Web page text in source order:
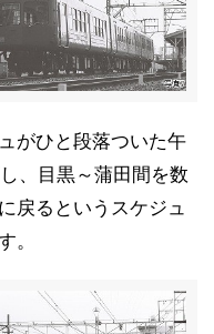
がひと段落ついた午
、目黒～蒲田間を数
戻るというスケジュ
。